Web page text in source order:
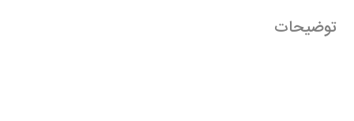
توضیحات